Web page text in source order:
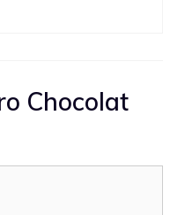
Chocolat